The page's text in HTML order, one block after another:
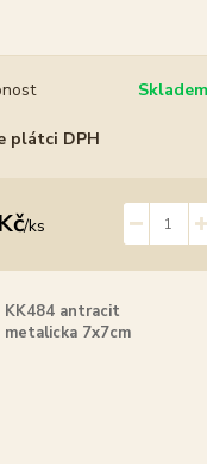
plátci DPH
/ks
KK484 antracit
metalicka 7x7cm